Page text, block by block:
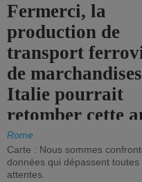
Fermerci, la
production de
transport
de
Italie pourrait
retomber cette
aux niveaux de
Rome
Carte : Nous sommes
données qui dépassent toutes
attentes.